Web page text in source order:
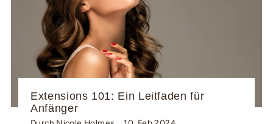
Extensions 101: Ein Leitfaden für
Anfänger